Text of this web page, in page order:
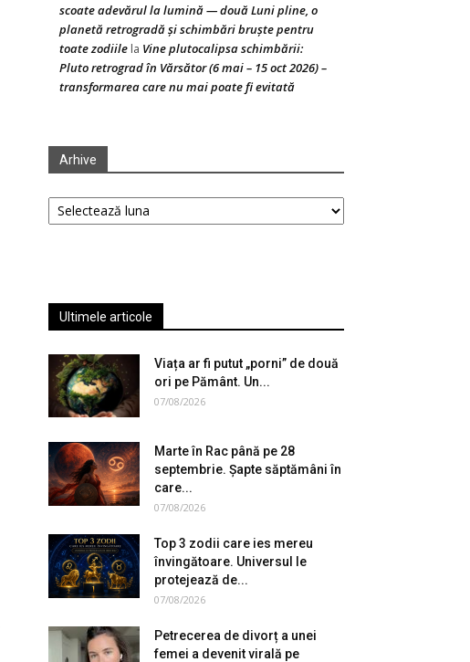
scoate adevărul la lumină — două Luni pline, o
planetă retrogradă și schimbări bruște pentru
toate zodiile la Vine plutocalipsa schimbării:
Pluto retrograd în Vărsător (6 mai – 15 oct 2026) –
transformarea care nu mai poate fi evitată
Arhive
Arhive
Ultimele articole
Viața ar fi putut „porni” de două
ori pe Pământ. Un...
07/08/2026
Marte în Rac până pe 28
septembrie. Șapte săptămâni în
care...
07/08/2026
Top 3 zodii care ies mereu
învingătoare. Universul le
protejează de...
07/08/2026
Petrecerea de divorț a unei
femei a devenit virală pe